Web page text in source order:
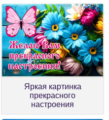
Яркая картинка
прекрасного
настроения